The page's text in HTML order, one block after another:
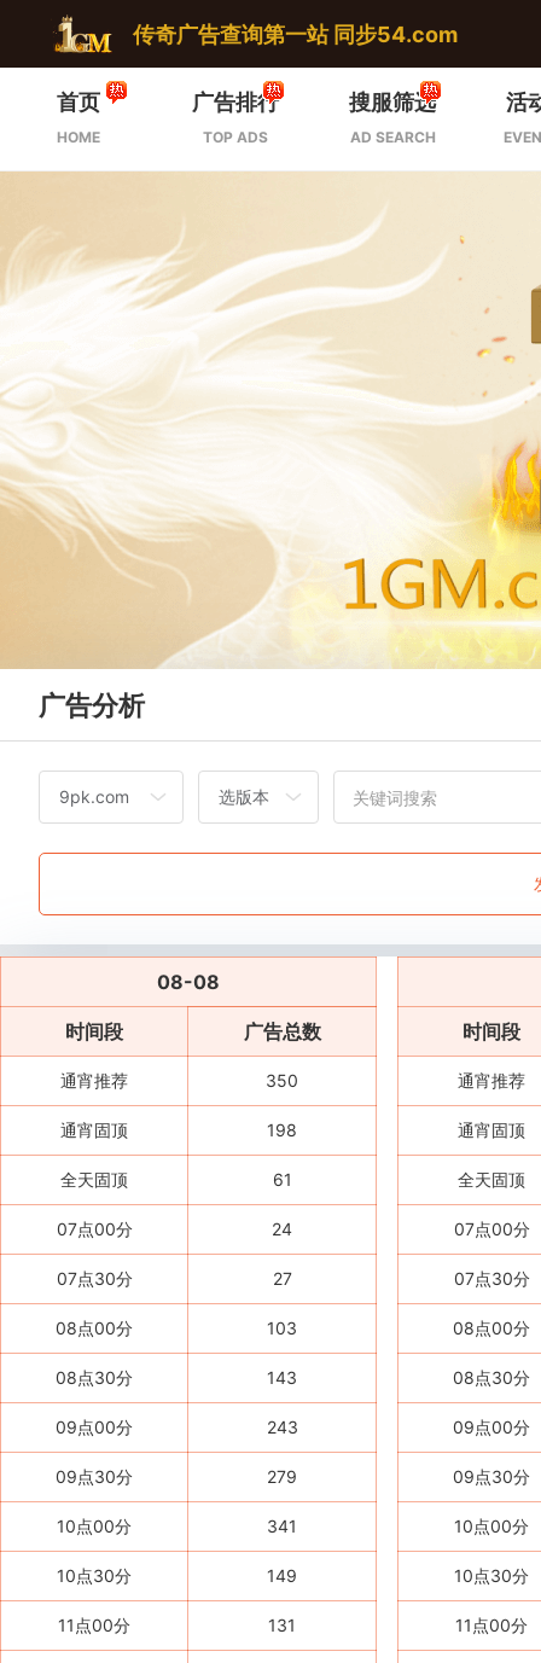
传奇广告查询第一站 同步54.com
首页
HOME
广告排行
TOP ADS
搜服筛选
AD SEARCH
活
广告分析
08-08
时间段 广告总数
通宵推荐 350
通宵固顶 198
全天固顶 61
07点00分 24
07点30分 27
08点00分 103
08点30分 143
09点00分 243
09点30分 279
10点00分 341
10点30分 149
11点00分 131
时间段
通宵推荐
通宵固顶
全天固顶
07点00分
07点30分
08点00分
08点30分
09点00分
09点30分
10点00分
10点30分
11点00分